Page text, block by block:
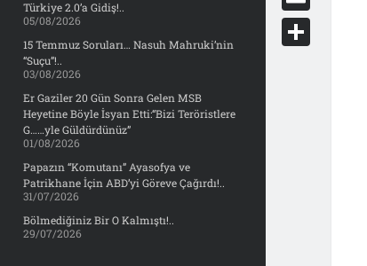
Türkiye 2.0’a Gidiş!..
05/08/2026
15 Temmuz Soruları… Nasuh Mahruki’nin
“Suçu”!..
03/08/2026
Er Gaziler 20 Gün Sonra Gelen MSB
Heyetine Böyle İsyan Etti:“Bizi Teröristlere
G……yle Güldürdünüz”
01/08/2026
Papazın “Komutanı” Ayasofya ve
Patrikhane İçin ABD’yi Göreve Çağırdı!..
31/07/2026
Bölmediğiniz Bir O Kalmıştı!..
29/07/2026
y
db
d
d
o
c
E